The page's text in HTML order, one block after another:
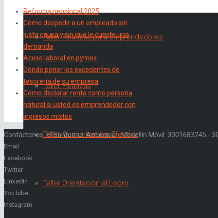
Taller Finanzas para Emprendedores
Taller Finanzas
Taller Comunicación Efectiva
Taller Orientación al Logro
Reforma pensional 2025
Cómo despedir a un empleado sin
justa causa y sin que le cueste una
demanda
Acoso laboral en pymes
Dónde poner los excedentes de
tesorería de su empresa
Cómo declarar renta como persona
natural si usted es emprendedor con
ingresos mixtos
Contáctenos: El Santuario, Antioquia - Medellín Móvil: 3001683245 -
Email
Facebook
Twitter
LinkedIn
YouTube
Instagram